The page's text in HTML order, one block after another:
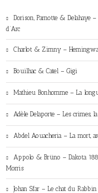
Dorison, Parnotte & Delahaye
d’Arc
Charlot & Zimny –
Bouilhac & Catel – Gigi
Mathieu Bonhomme – La
Adèle Delaporte – Les crimes,
Abdel Aouacheria – La mort,
Appolo & Brüno – Dakota
Morris
Johan Sfar – Le chat du Rabbin